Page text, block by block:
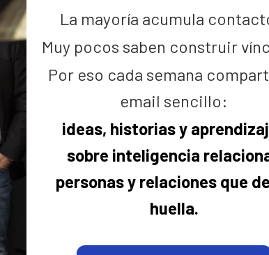
vez mas, y sin pudor aquí lo repito que
lo hacéis mucho mas seguro
imprescindibles en esta gran cuidad y
La mayoría acumula
Muy pocos saben construir
Por eso cada semana
email sencillo:
ideas, historias y
sobre inteligencia
personas y relaciones que
huella.